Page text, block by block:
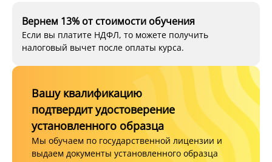
Вернем 13% от стоимости обучения
Если вы платите НДФЛ, то можете получить
налоговый вычет после оплаты курса.
Вашу квалификацию
подтвердит удостоверение
установленного образца
Мы обучаем по государственной лицензии и
выдаем документы установленного образца